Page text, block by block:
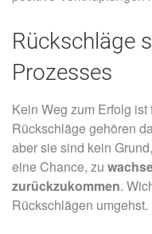
Rückschläge
Prozesses
Kein Weg zum Erfolg
Rückschläge gehören
aber sie sind kein
eine Chance, zu
zurückzukommen.
Rückschlägen umgehst.